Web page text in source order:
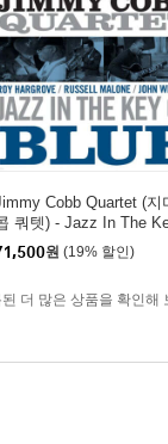
Cobb Quartet (지
쿼텟) - Jazz In The
Blue [블루 컬러 LP]
원 (19% 할인)
더 많은 상품을 확인해